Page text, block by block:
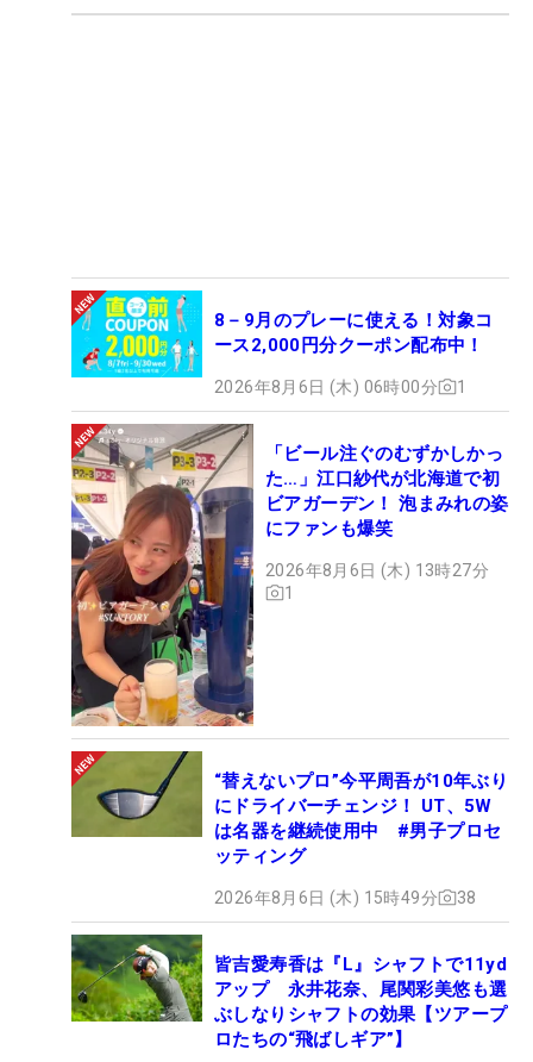
8－9月のプレーに使える！対象コ
ース2,000円分クーポン配布中！
2026年8月6日 (木) 06時00分 1
「ビール注ぐのむずかしかっ
た…」江口紗代が北海道で初
ビアガーデン！ 泡まみれの姿
にファンも爆笑
2026年8月6日 (木) 13時27分
1
“替えないプロ”今平周吾が10年ぶり
にドライバーチェンジ！ UT、5W
は名器を継続使用中 #男子プロセ
ッティング
2026年8月6日 (木) 15時49分 38
皆吉愛寿香は『L』シャフトで11yd
アップ 永井花奈、尾関彩美悠も選
ぶしなりシャフトの効果【ツアープ
ロたちの“飛ばしギア”】